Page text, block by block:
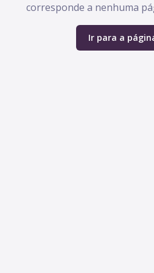
corresponde a nenhuma
Ir para a